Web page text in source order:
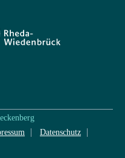
Datenschutz